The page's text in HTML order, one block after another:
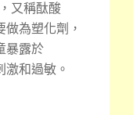
又稱酞酸
為塑化劑，
暴露於
激和過敏。